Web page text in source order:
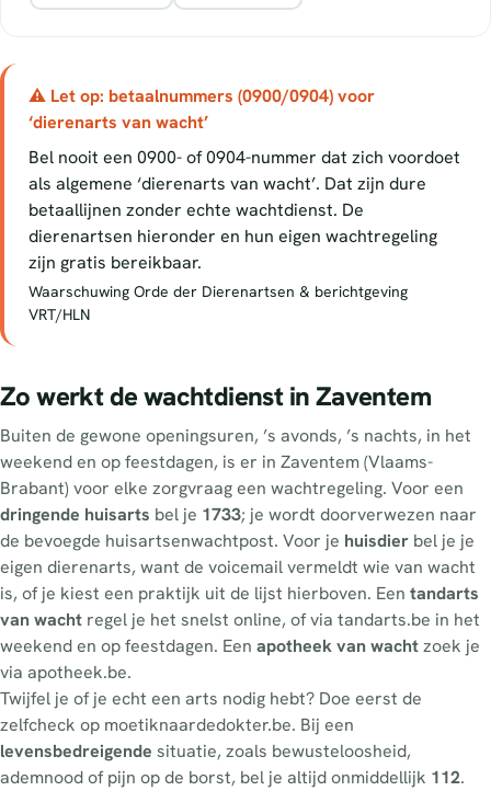
⚠ Let op: betaalnummers (0900/0904) voor
‘dierenarts van wacht’
Bel nooit een 0900- of 0904-nummer dat zich voordoet
als algemene ‘dierenarts van wacht’. Dat zijn dure
betaallijnen zonder echte wachtdienst. De
dierenartsen hieronder en hun eigen wachtregeling
zijn gratis bereikbaar.
Waarschuwing Orde der Dierenartsen & berichtgeving
VRT/HLN
Zo werkt de wachtdienst in Zaventem
Buiten de gewone openingsuren, ’s avonds, ’s nachts, in het
weekend en op feestdagen, is er in Zaventem (Vlaams-
Brabant) voor elke zorgvraag een wachtregeling. Voor een
dringende huisarts bel je 1733; je wordt doorverwezen naar
de bevoegde huisartsenwachtpost. Voor je huisdier bel je je
eigen dierenarts, want de voicemail vermeldt wie van wacht
is, of je kiest een praktijk uit de lijst hierboven. Een tandarts
van wacht regel je het snelst online, of via tandarts.be in het
weekend en op feestdagen. Een apotheek van wachtzoek je
via apotheek.be.
Twijfel je of je echt een arts nodig hebt? Doe eerst de
zelfcheck op moetiknaardedokter.be. Bij een
levensbedreigende situatie, zoals bewusteloosheid,
ademnood of pijn op de borst, bel je altijd onmiddellijk 112.